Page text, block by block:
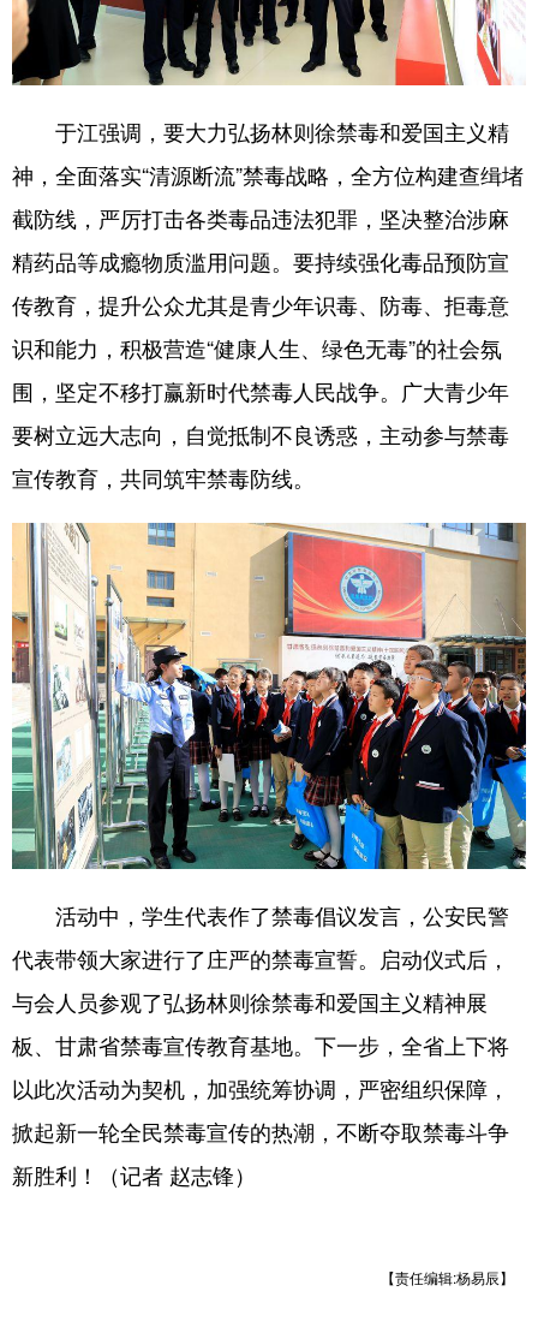
于江强调，要大力弘扬林则徐禁毒和爱国主义精
神，全面落实“清源断流”禁毒战略，全方位构建查缉堵
截防线，严厉打击各类毒品违法犯罪，坚决整治涉麻
精药品等成瘾物质滥用问题。要持续强化毒品预防宣
传教育，提升公众尤其是青少年识毒、防毒、拒毒意
识和能力，积极营造“健康人生、绿色无毒”的社会氛
围，坚定不移打赢新时代禁毒人民战争。广大青少年
要树立远大志向，自觉抵制不良诱惑，主动参与禁毒
宣传教育，共同筑牢禁毒防线。
活动中，学生代表作了禁毒倡议发言，公安民警
代表带领大家进行了庄严的禁毒宣誓。启动仪式后，
与会人员参观了弘扬林则徐禁毒和爱国主义精神展
板、甘肃省禁毒宣传教育基地。下一步，全省上下将
以此次活动为契机，加强统筹协调，严密组织保障，
掀起新一轮全民禁毒宣传的热潮，不断夺取禁毒斗争
新胜利！（记者 赵志锋）
【责任编辑:杨易辰】